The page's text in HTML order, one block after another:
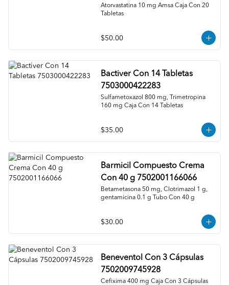
Atorvastatina 10 mg Amsa Caja Con 20
Tabletas
$50.00
Bactiver Con 14 Tabletas
7503000422283
Sulfametoxazol 800 mg, Trimetropina
160 mg Caja Con 14 Tabletas
$35.00
Barmicil Compuesto Crema
Con 40 g 7502001166066
Betametasona 50 mg, Clotrimazol 1 g,
gentamicina 0.1 g Tubo Con 40 g
$30.00
Beneventol Con 3 Cápsulas
7502009745928
Cefixima 400 mg Caja Con 3 Cápsulas